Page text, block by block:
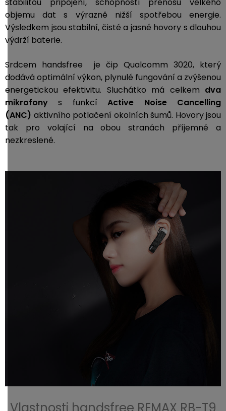
objemu dat s výrazně nižší spotřebou energie.
Výsledkem jsou stabilní, čisté a jasné hovory s dlouhou
výdrží baterie.
Srdcem handsfree je čip Qualcomm 3020, který
dodává optimální výkon, plynulé fungování a zvýšenou
energetickou efektivitu. Sluchátko má celkem dva
mikrofony s funkcíActive Noise Cancelling
(ANC) aktivního potlačení okolních šumů. Hovory jsou
tak pro volající na obou stranách příjemné a
nezkreslené.
Vlastnosti handsfree REMAX RB-T9